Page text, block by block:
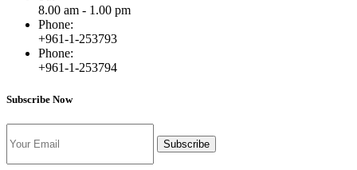
8.00 am - 1.00 pm
Phone:
+961-1-253793
Phone:
+961-1-253794
Subscribe Now
Subscribe